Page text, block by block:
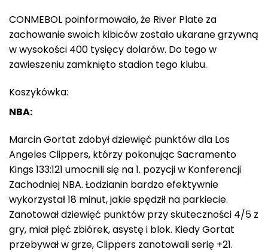
CONMEBOL poinformowało, że River Plate za
zachowanie swoich kibiców zostało ukarane grzywną
w wysokości 400 tysięcy dolarów. Do tego w
zawieszeniu zamknięto stadion tego klubu.
Koszykówka:
NBA:
Marcin Gortat zdobył dziewięć punktów dla Los
Angeles Clippers, którzy pokonując Sacramento
Kings 133:121 umocnili się na 1. pozycji w Konferencji
Zachodniej NBA. Łodzianin bardzo efektywnie
wykorzystał 18 minut, jakie spędził na parkiecie.
Zanotował dziewięć punktów przy skuteczności 4/5 z
gry, miał pięć zbiórek, asystę i blok. Kiedy Gortat
przebywał w grze, Clippers zanotowali serię +21.